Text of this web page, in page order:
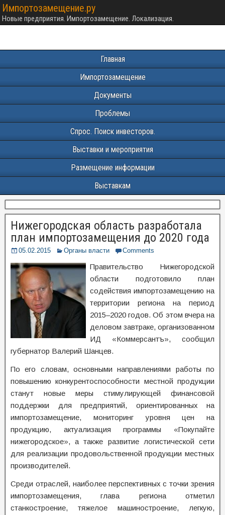
Импортозамещение.ру
Новые предприятия. Импортозамещение. Локализация.
Главная
Импортозамещение
Документы
Проблемы
Спрос. Поиск инвесторов.
Выставки и мероприятия
Размещение информации
Выставкам
Нижегородская область разработала
план импортозамещения до 2020 года
05.02.2015 Органы власти Comments
Правительство Нижегородской
области подготовило план
содействия импортозамещению на
территории региона на период
2015–2020 годов. Об этом вчера на
деловом завтраке, организованном
ИД «Коммерсантъ», сообщил
губернатор Валерий Шанцев.
По его словам, основными направлениями работы по
повышению конкурентоспособности местной продукции
станут новые меры стимулирующей финансовой
поддержки для предприятий, ориентированных на
импортозамещение, мониторинг уровня цен на
продукцию, актуализация программы «Покупайте
нижегородское», а также развитие логистической сети
для реализации продовольственной продукции местных
производителей.
Среди отраслей, наиболее перспективных с точки зрения
импортозамещения, глава региона отметил
станкостроение, тяжелое машиностроение, легкую,